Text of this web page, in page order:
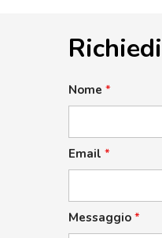
Nome *
Email *
Messaggio *